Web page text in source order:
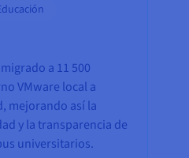
a 11 500
VMware local a
mejorando así la
y la transparencia de
universitarios.